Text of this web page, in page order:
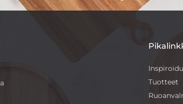
Inspiroidu
Tuotteet